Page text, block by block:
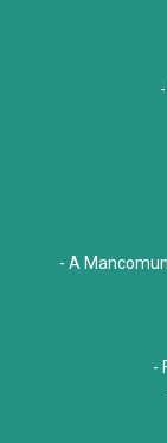
- A
-